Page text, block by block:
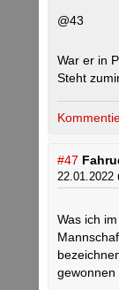
@43
War er in
Steht
#47
22.01.2022
Was ich
gewonnen